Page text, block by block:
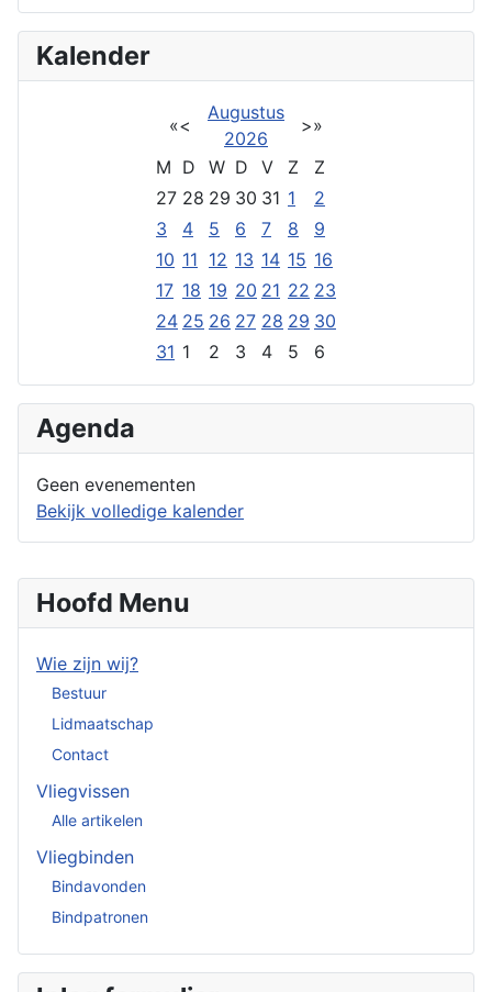
Hoofd Menu
Wie zijn wij?
Bestuur
Lidmaatschap
Contact
Vliegvissen
Alle artikelen
Vliegbinden
Bindavonden
Bindpatronen
Kalender
«<
Augustus
2026
>»
M D W D V Z
Z
27 28 29 30 31 1
2
3
4 5 6 7 8
9
10 11 12 13 14 15 16
17 18 19 20 21 22 23
24 25 26 27 28 29 30
31 1 2 3 4 5 6
Agenda
Geen evenementen
Bekijk volledige kalender